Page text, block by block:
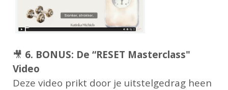
🎥 6. BONUS: De “RESET Masterclass"
Video
Deze video prikt door je uitstelgedrag heen